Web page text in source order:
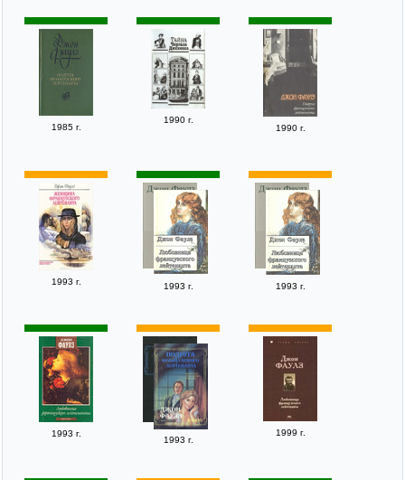
1985 г.
1990 г.
1990 г.
1993 г. 1993 г. 1993 г.
1993 г.
1993 г.
1999 г.